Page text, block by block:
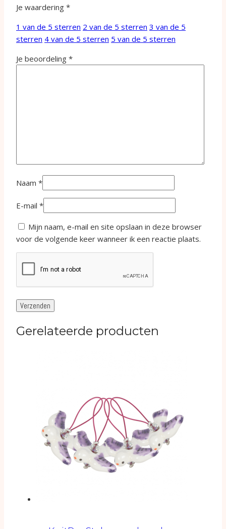
Je waardering *
1 van de 5 sterren 2 van de 5 sterren 3 van de 5
sterren 4 van de 5 sterren 5 van de 5 sterren
Je beoordeling *
Naam *
E-mail *
Mijn naam, e-mail en site opslaan in deze browser
voor de volgende keer wanneer ik een reactie plaats.
Gerelateerde producten